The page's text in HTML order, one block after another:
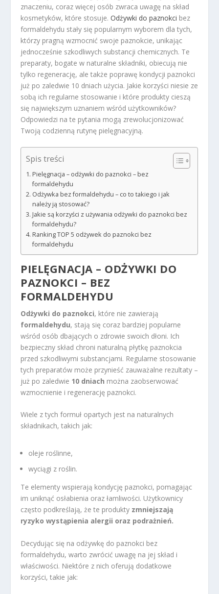
znaczeniu, coraz więcej osób zwraca uwagę na skład
kosmetyków, które stosuje.Odżywki do paznokci bez
formaldehydu stały się popularnym wyborem dla tych,
którzy pragną wzmocnić swoje paznokcie, unikając
jednocześnie szkodliwych substancji chemicznych. Te
preparaty, bogate w naturalne składniki, obiecują nie
tylko regenerację, ale także poprawę kondycji paznokci
już po zaledwie 10 dniach użycia. Jakie korzyści niesie ze
sobą ich regularne stosowanie i które produkty cieszą
się największym uznaniem wśród użytkowników?
Odpowiedzi na te pytania mogą zrewolucjonizować
Twoją codzienną rutynę pielęgnacyjną.
Spis treści
Pielęgnacja – odżywki do paznokci – bez
formaldehydu
Odżywka bez formaldehydu – co to takiego i jak
należy ją stosować?
Jakie są korzyści z używania odżywki do paznokci bez
formaldehydu?
Ranking TOP 5 odżywek do paznokci bez
formaldehydu
PIELĘGNACJA – ODŻYWKI DO
PAZNOKCI – BEZ
FORMALDEHYDU
Odżywki do paznokci, które nie zawierają
formaldehydu, stają się coraz bardziej popularne
wśród osób dbających o zdrowie swoich dłoni. Ich
bezpieczny skład chroni naturalną płytkę paznokcia
przed szkodliwymi substancjami. Regularne stosowanie
tych preparatów może przynieść zauważalne rezultaty –
już po zaledwie 10 dniach można zaobserwować
wzmocnienie i regenerację paznokci.
Wiele z tych formuł opartych jest na naturalnych
składnikach, takich jak:
oleje roślinne,
wyciągi z roślin.
Te elementy wspierają kondycję paznokci, pomagając
im uniknąć osłabienia oraz łamliwości. Użytkownicy
często podkreślają, że te produkty zmniejszają
ryzyko wystąpienia alergii oraz podrażnień.
Decydując się na odżywkę do paznokci bez
formaldehydu, warto zwrócić uwagę na jej skład i
właściwości. Niektóre z nich oferują dodatkowe
korzyści, takie jak: